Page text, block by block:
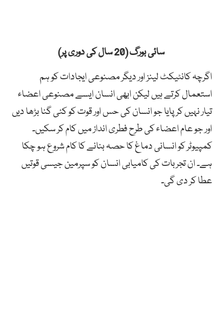
سائی بورگ (20 سال کی دوری پر)
اگرچہ کانٹیکٹ لینز اور دیگر مصنوعی ایجادات کو ہم
استعمال کرتے ہیں لیکن ابھی انسان ایسے مصنوعی اعضاء
تیار نہیں کر پایا جو انسان کی حس اور قوت کو کئی گنا بڑھا دیں
اور جو عام اعضاء کی طرح فطری انداز میں کام کر سکیں۔
کمپیوٹر کو انسانی دماغ کا حصہ بنانے کا کام شروع ہو چکا
ہے۔ ان تجربات کی کامیابی انسان کو سپرمین جیسی قوتیں
عطا کر دی گی۔